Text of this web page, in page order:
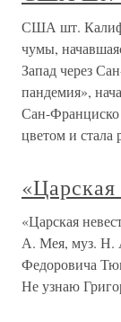
США шт.
чумы,
Запад через
пандемия»,
Сан-
цветом и стала
«Царская
А. Мея, муз. Н.
Федоровича
Не узнаю